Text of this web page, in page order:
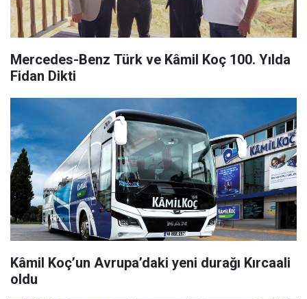
Mercedes-Benz Türk ve Kâmil Koç 100. Yılda
Fidan Dikti
Kâmil Koç’un Avrupa’daki yeni durağı Kırcaali
oldu